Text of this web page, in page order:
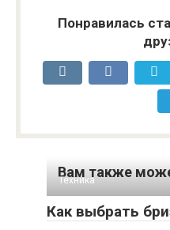
Понравилась
Вам также
Техника
Как выбрать